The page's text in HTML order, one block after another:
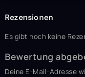
Rezensionen
Es gibt noch keine
Bewertung
Deine E-Mail-Adresse